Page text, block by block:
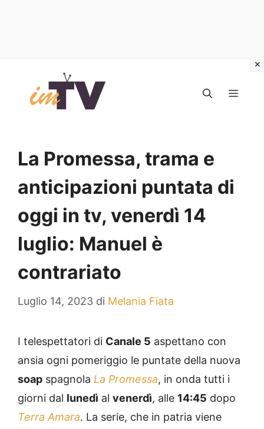
contenuto
La Promessa, trama e
anticipazioni puntata di
oggi in tv, venerdì 14
luglio: Manuel è
contrariato
Luglio 14, 2023 di Melania Fiata
I telespettatori di Canale 5 aspettano con
ansia ogni pomeriggio le puntate della nuova
soap spagnola La Promessa, in onda tutti i
giorni dal lunedì al venerdì, alle 14:45 dopo
Terra Amara. La serie, che in patria viene